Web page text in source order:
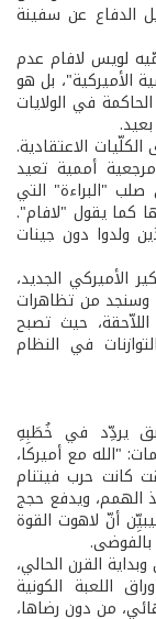
الدفاع عن سفينة
لويس لافام عدم
الأميركية"، بل هو
في الولايات
الاعتقادية.
أممية تعيد
صلب "البراءة" التي
كما يقول "لافام".
ولدوا دون جينات
الأميركي الجديد،
وسنجد من تظاهرات
حيث تصبح
في النظام
يردِّد في خُطَبِهِ
"الله مع أميركا،
كانت حرب فيتنام
الهمم، ويدفع حجج
أنّ لاهوت القوة
القرن الحالي،
اللعبة الكونية
من دون رضاها،